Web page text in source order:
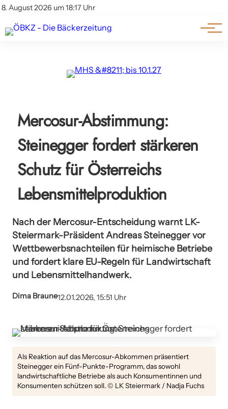
8. August 2026 um 18:17 Uhr
Impressum & Offenlegung
Am Wort
Genuss & Trends
Mercosur-Abstimmung:
Steinegger fordert stärkeren
Schutz für Österreichs
Lebensmittelproduktion
Nach der Mercosur-Entscheidung warnt LK-
Steiermark-Präsident Andreas Steinegger vor
Wettbewerbsnachteilen für heimische Betriebe
und fordert klare EU-Regeln für Landwirtschaft
und Lebensmittelhandwerk.
Dima Braune12.01.2026, 15:51 Uhr
Als Reaktion auf das Mercosur-Abkommen präsentiert
Steinegger ein Fünf-Punkte-Programm, das sowohl
landwirtschaftliche Betriebe als auch Konsumentinnen und
Konsumenten schützen soll. © LK Steiermark / Nadja Fuchs